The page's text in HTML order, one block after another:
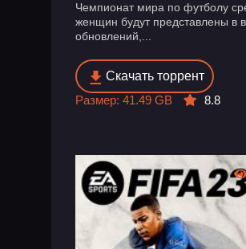
Чемпионат мира по футболу
женщин будут представлены в
обновлений,...
Скачать торрент
Размер: 41.49 GB
8.8